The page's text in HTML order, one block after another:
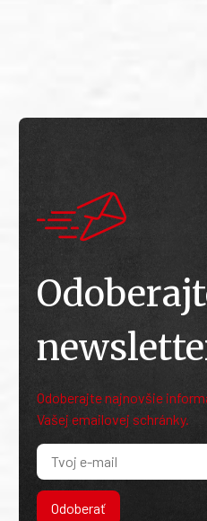
Odoberajte najnovšie
Vašej emailovej schránky.
Odoberať